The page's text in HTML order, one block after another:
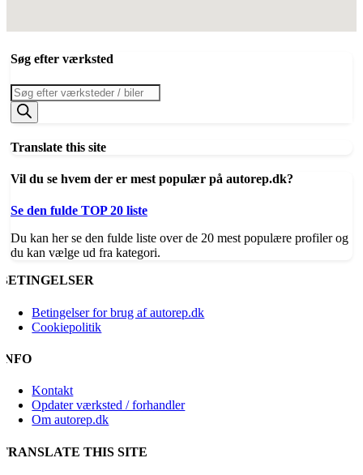
Søg efter værksted
Products
search
Translate this site
Vil du se hvem der er mest populær på autorep.dk?
Se den fulde TOP 20 liste
Du kan her se den fulde liste over de 20 mest populære profiler og
du kan vælge ud fra kategori.
BETINGELSER
Betingelser for brug af autorep.dk
Cookiepolitik
INFO
Kontakt
Opdater værksted / forhandler
Om autorep.dk
TRANSLATE THIS SITE